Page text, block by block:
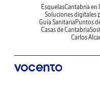
EsquelasCantabria en
Soluciones digitales
Guía SanitariaPuntos
Casas de Cantabria
Carlos